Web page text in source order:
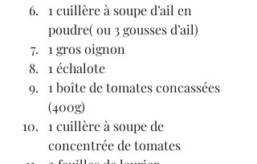
1 cuillère à soupe d’ail en
poudre( ou 3 gousses d’ail)
1 gros oignon
1 échalote
1 boîte de tomates concassées
(400g)
1 cuillère à soupe de
concentrée de tomates